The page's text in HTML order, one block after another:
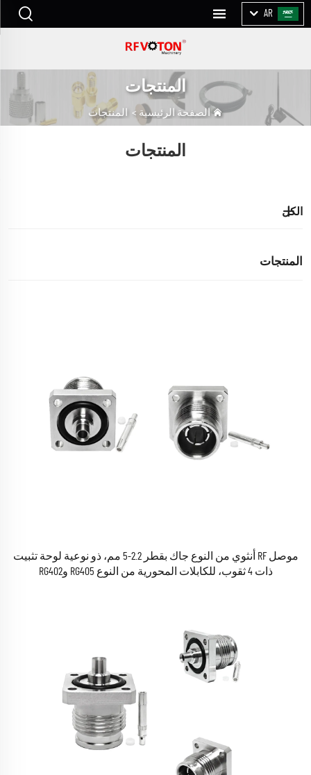
AR
المنتجات
الصفحة الرئيسية > المنتجات
المنتجات
الكل
المنتجات
موصل RF أنثوي من النوع جاك بقطر 2.2-5 مم، ذو نوعية لوحة تثبيت
ذات 4 ثقوب، للكابلات المحورية من النوع RG405 وRG402